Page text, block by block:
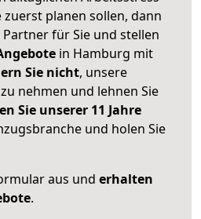
zuerst planen sollen, dann
für Sie und stellen
in Hamburg mit
Sie nicht, unsere
nehmen und lehnen Sie
Sie unserer 11 Jahre
und holen Sie
aus und erhalten
.